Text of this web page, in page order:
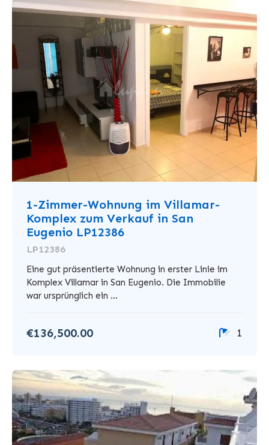
1-Zimmer-Wohnung im Villamar-
Komplex zum Verkauf in San
Eugenio LP12386
LP12386
Eine gut präsentierte Wohnung in erster Linie im
Komplex Villamar in San Eugenio. Die Immobilie
war ursprünglich ein ...
€136,500.00 1